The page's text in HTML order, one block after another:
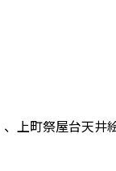
上町祭屋台天井